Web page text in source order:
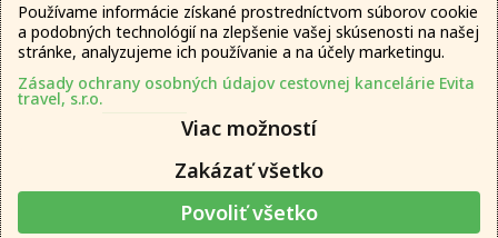
Newsletter
SÚHLASÍM SOSPRACOVANÍM MOJICH OSOBNÝCH ÚDAJOV
© 2016 – 2026 evita travel, s.r.o.
Používame informácie získané prostredníctvom súborov cookie
a podobných technológií na zlepšenie vašej skúsenosti na našej
stránke, analyzujeme ich používanie a na účely marketingu.
Zásady ochrany osobných údajov cestovnej kancelárie Evita
travel, s.r.o.
Viac možností
Zakázať všetko
Povoliť všetko